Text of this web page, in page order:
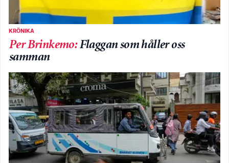
KRÖNIKA
Per Brinkemo:Flaggan som håller oss
samman